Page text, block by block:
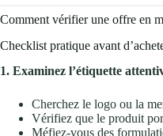
Comment vérifier une offre en
Checklist pratique avant
1. Examinez l’étiquette
Cherchez le logo ou la
Vérifiez que le produit
Méfiez-vous des